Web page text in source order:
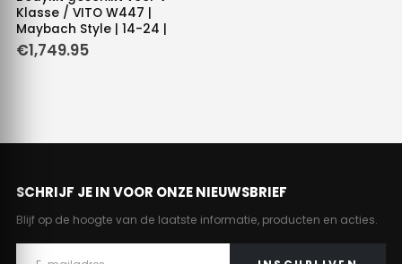
Klasse / VITO W447 |
Maybach Style | 14-24 |
€1,749.95
SCHRIJF JE IN VOOR ONZE NIEUWSBRIEF
Blijf op de hoogte van de laatste informatie, producten en acties.